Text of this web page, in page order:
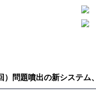
問題噴出の新システム